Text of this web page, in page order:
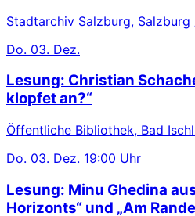
Stadtarchiv Salzburg,
Do. 03. Dez.
Lesung: Christian
klopfet an?“
Öffentliche Bibliothek, Bad
Do. 03. Dez. 19:00 Uhr
Lesung: Minu Ghedina
Horizonts“ und „Am